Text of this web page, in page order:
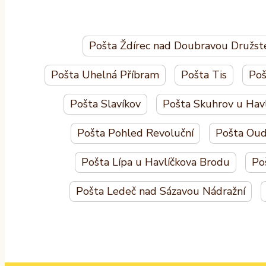
Pošta Ždírec nad Doubravou
Pošta Uhelná Příbram Pošta Tis
Pošta Slavíkov Pošta Skuhrov u
Pošta Pohled Revoluční Pošta
Pošta Lípa u Havlíčkova Brodu
Pošta Ledeč nad Sázavou Nádražní